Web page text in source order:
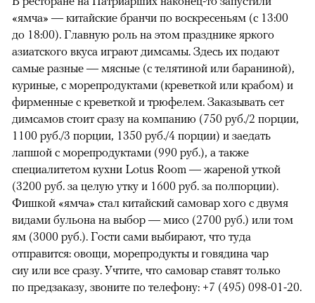
«ямча» — китайские бранчи по воскресеньям (с 13:00
до 18:00). Главную роль на этом празднике яркого
азиатского вкуса играют димсамы. Здесь их подают
самые разные — мясные (с телятиной или бараниной),
куриные, с морепродуктами (креветкой или крабом) и
фирменные с креветкой и трюфелем. Заказывать сет
димсамов стоит сразу на компанию (750 руб./2 порции,
1100 руб./3 порции, 1350 руб./4 порции) и заедать
лапшой с морепродуктами (990 руб.), а также
специалитетом кухни Lotus Room — жареной уткой
(3200 руб. за целую утку и 1600 руб. за полпорции).
Фишкой «ямча» стал китайский самовар хогo с двумя
видами бульона на выбор — мисо (2700 руб.) или том
ям (3000 руб.). Гости сами выбирают, что туда
отправится: овощи, морепродукты и говядина чар
сиу или все сразу. Учтите, что самовар ставят только
по предзаказу, звоните по телефону: +7 (495) 098-01-20.